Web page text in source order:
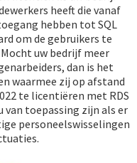
heeft die vanaf
hebben tot SQL
om de gebruikers te
uw bedrijf meer
dan is het
waarmee zij op afstand
te licentiëren met RDS
van toepassing zijn als er
personeelswisselingen